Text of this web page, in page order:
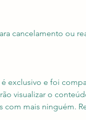
cancelamento ou
exclusivo e foi
visualizar o
mais ninguém.